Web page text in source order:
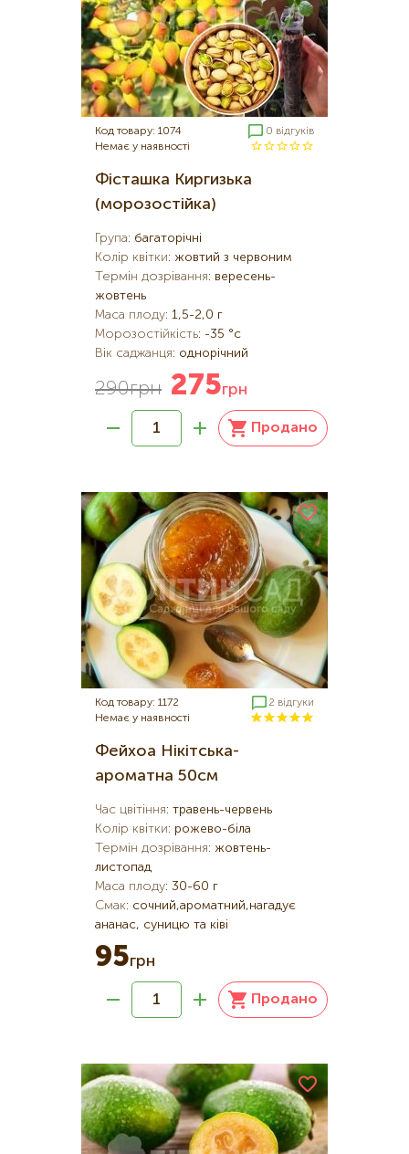
Код товару: 1074
0 відгуків
Немає у наявності
Фісташка Киргизька
(морозостійка)
Група: багаторічні
Колір квітки: жовтий з червоним
Термін дозрівання: вересень-
жовтень
Маса плоду: 1,5-2,0 г
Морозостійкість: -35 °c
Вік саджанця: однорічний
290грн 275грн
Продано
Код товару: 1172
2 відгуки
Немає у наявності
Фейхоа Нікітська-
ароматна 50см
Час цвітіння: травень-червень
Колір квітки: рожево-біла
Термін дозрівання: жовтень-
листопад
Маса плоду: 30-60 г
Смак: сочний,ароматний,нагадує
ананас, суницю та ківі
95грн
Продано